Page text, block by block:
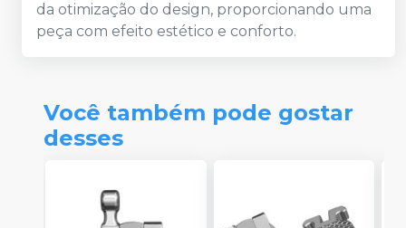
da otimização do design, proporcionando uma
peça com efeito estético e conforto.
Você também pode gostar
desses